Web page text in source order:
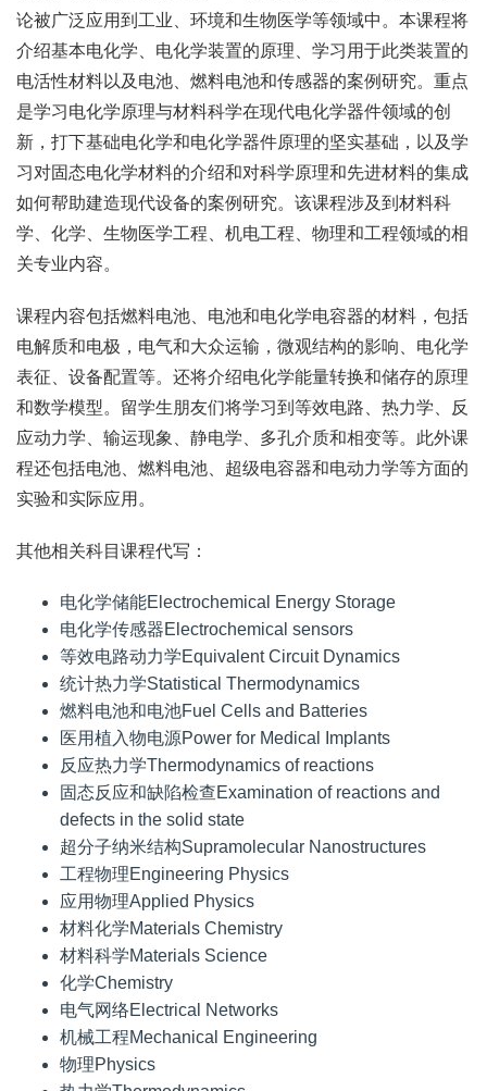
论被广泛应用到工业、环境和生物医学等领域中。本课程将
介绍基本电化学、电化学装置的原理、学习用于此类装置的
电活性材料以及电池、燃料电池和传感器的案例研究。重点
是学习电化学原理与材料科学在现代电化学器件领域的创
新，打下基础电化学和电化学器件原理的坚实基础，以及学
习对固态电化学材料的介绍和对科学原理和先进材料的集成
如何帮助建造现代设备的案例研究。该课程涉及到材料科
学、化学、生物医学工程、机电工程、物理和工程领域的相
关专业内容。
课程内容包括燃料电池、电池和电化学电容器的材料，包括
电解质和电极，电气和大众运输，微观结构的影响、电化学
表征、设备配置等。还将介绍电化学能量转换和储存的原理
和数学模型。留学生朋友们将学习到等效电路、热力学、反
应动力学、输运现象、静电学、多孔介质和相变等。此外课
程还包括电池、燃料电池、超级电容器和电动力学等方面的
实验和实际应用。
其他相关科目课程代写：
电化学储能Electrochemical Energy Storage
电化学传感器Electrochemical sensors
等效电路动力学Equivalent Circuit Dynamics
统计热力学Statistical Thermodynamics
燃料电池和电池Fuel Cells and Batteries
医用植入物电源Power for Medical Implants
反应热力学Thermodynamics of reactions
固态反应和缺陷检查Examination of reactions and
defects in the solid state
超分子纳米结构Supramolecular Nanostructures
工程物理Engineering Physics
应用物理Applied Physics
材料化学Materials Chemistry
材料科学Materials Science
化学Chemistry
电气网络Electrical Networks
机械工程Mechanical Engineering
物理Physics